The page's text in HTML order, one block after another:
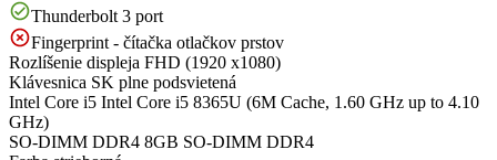
Thunderbolt 3 port
Fingerprint - čítačka otlačkov prstov
Rozlíšenie displeja FHD (1920 x1080)
Klávesnica SK plne podsvietená
Intel Core i5 Intel Core i5 8365U (6M Cache, 1.60 GHz up to 4.10
GHz)
SO-DIMM DDR4 8GB SO-DIMM DDR4